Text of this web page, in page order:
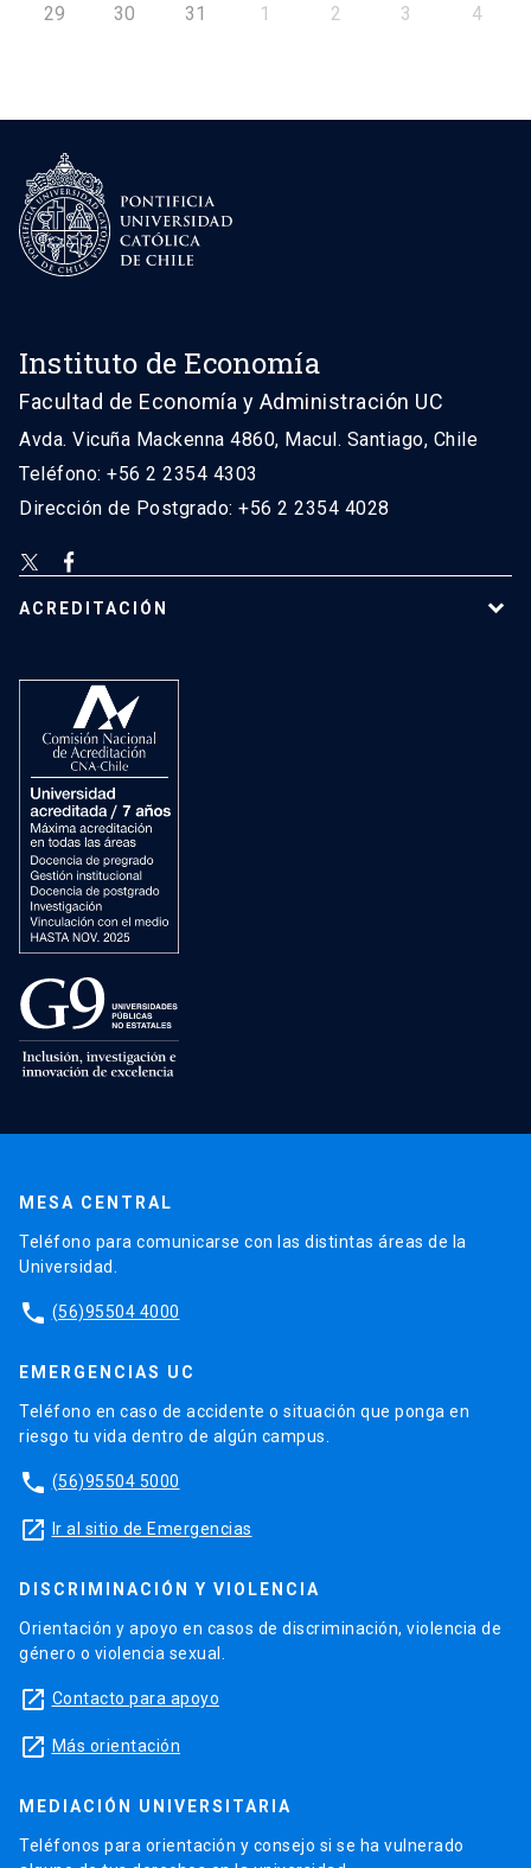
29 30 31 1 2 3 4
Instituto de Economía
Facultad de Economía y Administración UC
Avda. Vicuña Mackenna 4860, Macul. Santiago, Chile
Teléfono: +56 2 2354 4303
Dirección de Postgrado: +56 2 2354 4028
ACREDITACIÓN
MESA CENTRAL
Teléfono para comunicarse con las distintas áreas de la
Universidad.
phone (56)95504 4000
EMERGENCIAS UC
Teléfono en caso de accidente o situación que ponga en
riesgo tu vida dentro de algún campus.
phone (56)95504 5000
launch Ir al sitio de Emergencias
DISCRIMINACIÓN Y VIOLENCIA
Orientación y apoyo en casos de discriminación, violencia de
género o violencia sexual.
launch Contacto para apoyo
launch Más orientación
MEDIACIÓN UNIVERSITARIA
Teléfonos para orientación y consejo si se ha vulnerado